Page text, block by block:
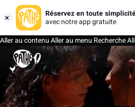
Réservez en toute
avec notre app gratuite
Aller au contenuAller au menu Recherche